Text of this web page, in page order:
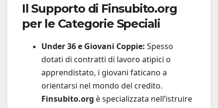
Il Supporto di Finsubito.org
per le Categorie Speciali
Under 36 e Giovani Coppie: Spesso
dotati di contratti di lavoro atipici o
apprendistato, i giovani faticano a
orientarsi nel mondo del credito.
Finsubito.org è specializzata nell’istruire